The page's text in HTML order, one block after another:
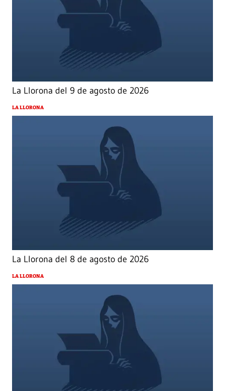
La Llorona del 9 de agosto de 2026
LA LLORONA
La Llorona del 8 de agosto de 2026
LA LLORONA